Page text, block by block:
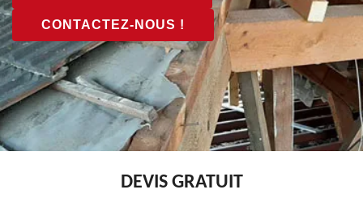
CONTACTEZ-NOUS !
DEVIS GRATUIT